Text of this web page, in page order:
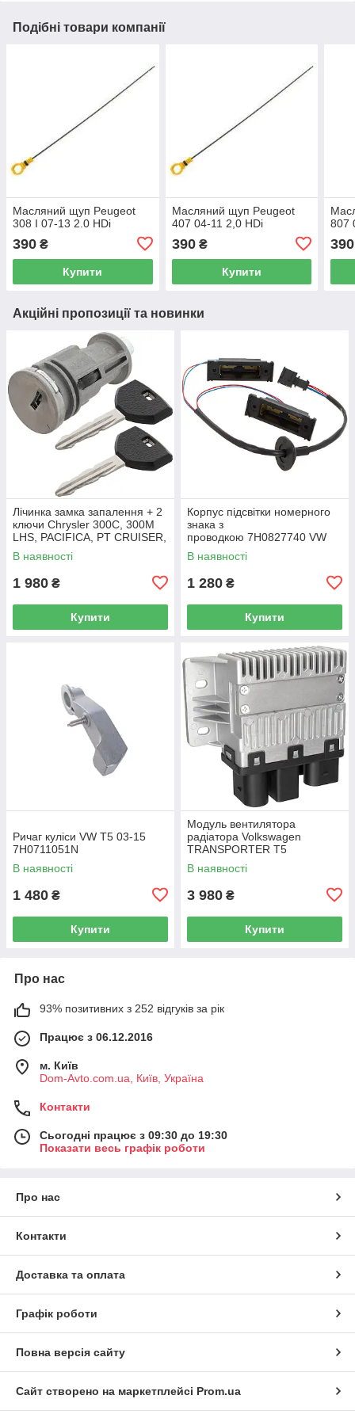
Подібні товари компанії
Масляний щуп Peugeot
308 I 07-13 2.0 HDi
390 ₴
Купити
Масляний щуп Peugeot
407 04-11 2,0 HDi
390₴
Купити
807
390
Акційні пропозиції та новинки
Лічинка замка запалення + 2
ключи Chrysler 300C, 300M
LHS, PACIFICA, PT CRUISER,
SEBRING 5003843AB
В наявності
1 980 ₴
Купити
Корпус підсвітки номерного
знака з
проводкою 7H0827740 VW
Caddy III (2K) 2004-2015
/ Caddy IV (SA) 2016-
В наявності
1 280 ₴
Купити
Ричаг куліси VW T5 03-15
7H0711051N
В наявності
1 480 ₴
Купити
Модуль вентилятора
радіатора Volkswagen
TRANSPORTER T5
Фургон 03-15 7H0919506D
В наявності
3 980 ₴
Купити
Про нас
93% позитивних з 252 відгуків за рік
Працює з 06.12.2016
м. Київ
Dom-Avto.com.ua, Київ, Україна
Контакти
Сьогодні працює з 09:30 до 19:30
Показати весь графік роботи
Про нас
Контакти
Доставка та оплата
Графік роботи
Повна версія сайту
Сайт створено на маркетплейсі Prom.ua